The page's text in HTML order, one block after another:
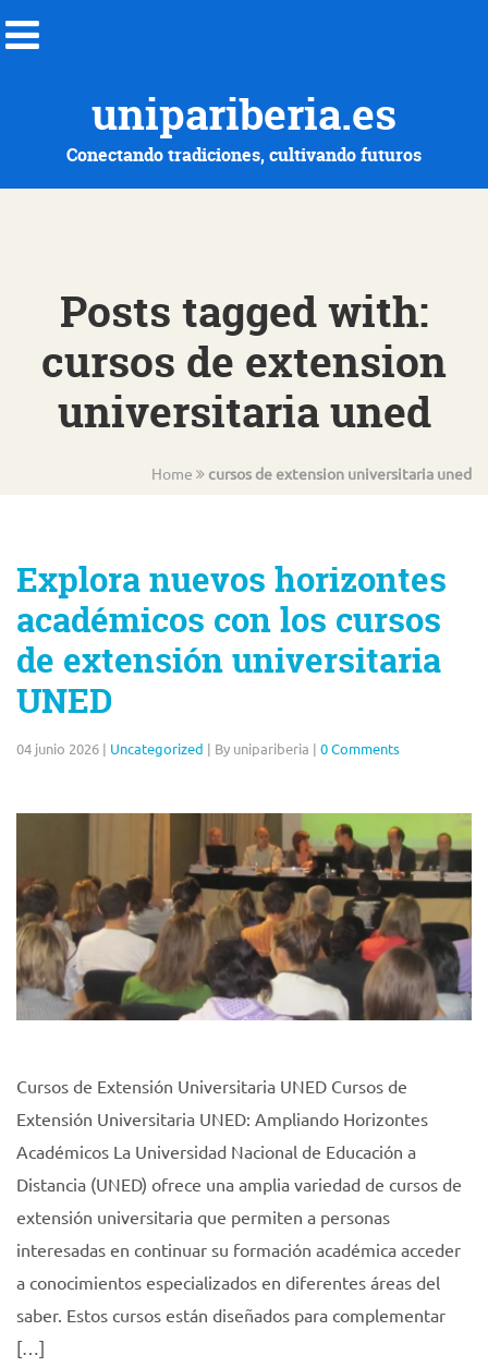
unipariberia.es
Conectando tradiciones, cultivando futuros
Posts tagged with:
cursos de extension
universitaria uned
Home cursos de extension universitaria uned
Explora nuevos horizontes
académicos con los cursos
de extensión universitaria
UNED
04 junio 2026 | Uncategorized | By unipariberia | 0 Comments
Cursos de Extensión Universitaria UNED Cursos de
Extensión Universitaria UNED: Ampliando Horizontes
Académicos La Universidad Nacional de Educación a
Distancia (UNED) ofrece una amplia variedad de cursos de
extensión universitaria que permiten a personas
interesadas en continuar su formación académica acceder
a conocimientos especializados en diferentes áreas del
saber. Estos cursos están diseñados para complementar
[…]